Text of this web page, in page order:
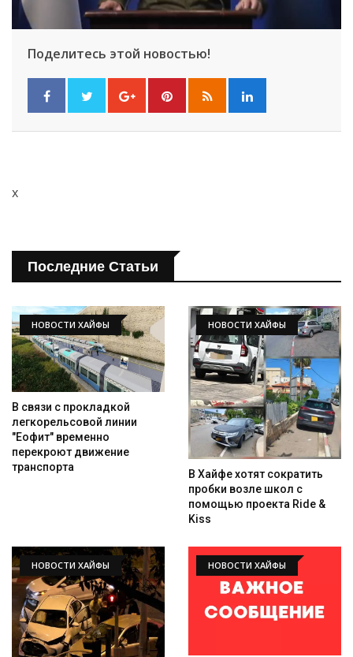
Поделитесь этой новостью!
x
Последние Статьи
НОВОСТИ ХАЙФЫ
В связи с прокладкой
легкорельсовой линии
"Еофит" временно
перекроют движение
транспорта
НОВОСТИ ХАЙФЫ
В Хайфе хотят сократить
пробки возле школ с
помощью проекта Ride &
Kiss
НОВОСТИ ХАЙФЫ НОВОСТИ ХАЙФЫ